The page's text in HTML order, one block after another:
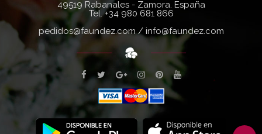
49519 Rabanales - Zamora. España
Tel.+34 980 681 866
pedidos@faundez.com/ info@faundez.com